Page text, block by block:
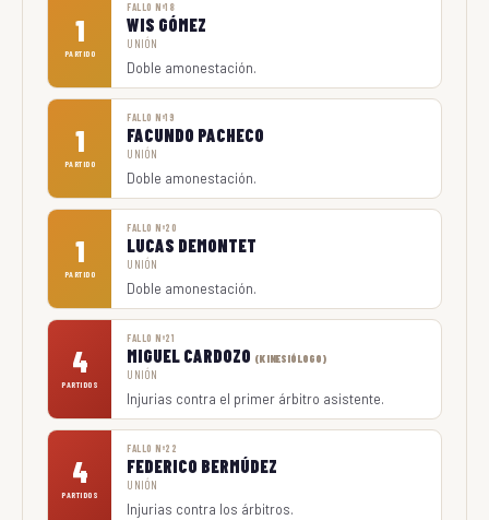
1
PARTIDO
FALLO Nº18
WIS GÓMEZ
UNIÓN
Doble amonestación.
1
PARTIDO
FALLO Nº19
FACUNDO PACHECO
UNIÓN
Doble amonestación.
1
PARTIDO
FALLO Nº20
LUCAS DEMONTET
UNIÓN
Doble amonestación.
4
PARTIDOS
FALLO Nº21
MIGUEL CARDOZO (KINESIÓLOGO)
UNIÓN
Injurias contra el primer árbitro asistente.
4
PARTIDOS
FALLO Nº22
FEDERICO BERMÚDEZ
UNIÓN
Injurias contra los árbitros.